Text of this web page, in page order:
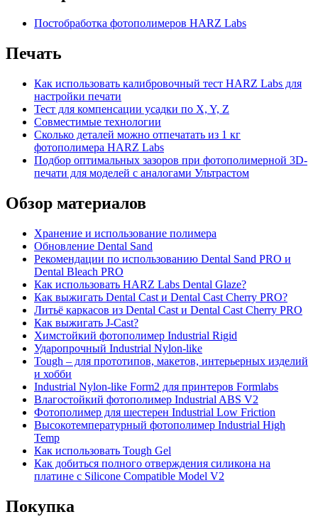
Постобработка фотополимеров HARZ Labs
Печать
Как использовать калибровочный тест HARZ Labs для
настройки печати
Тест для компенсации усадки по X, Y, Z
Совместимые технологии
Сколько деталей можно отпечатать из 1 кг
фотополимера HARZ Labs
Подбор оптимальных зазоров при фотополимерной 3D-
печати для моделей с аналогами Ультрастом
Обзор материалов
Хранение и использование полимера
Обновление Dental Sand
Рекомендации по использованию Dental Sand PRO и
Dental Bleach PRO
Как использовать HARZ Labs Dental Glaze?
Как выжигать Dental Cast и Dental Cast Cherry PRO?
Литьё каркасов из Dental Cast и Dental Cast Cherry PRO
Как выжигать J-Cast?
Химстойкий фотополимер Industrial Rigid
Ударопрочный Industrial Nylon-like
Tough – для прототипов, макетов, интерьерных изделий
и хобби
Industrial Nylon-like Form2 для принтеров Formlabs
Влагостойкий фотополимер Industrial ABS V2
Фотополимер для шестерен Industrial Low Friction
Высокотемпературный фотополимер Industrial High
Temp
Как использовать Tough Gel
Как добиться полного отверждения силикона на
платине с Silicone Compatible Model V2
Покупка